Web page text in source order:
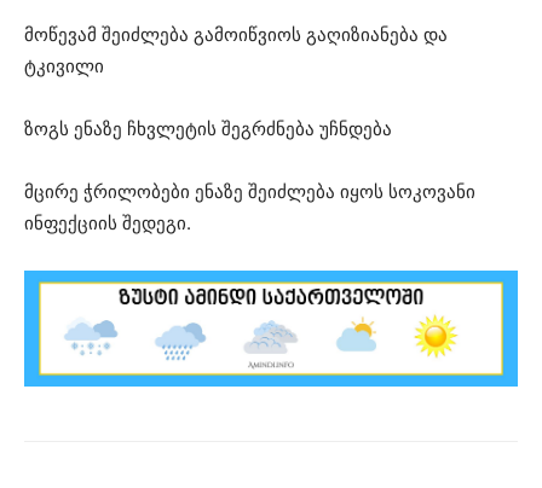
მოწევამ შეიძლება გამოიწვიოს გაღიზიანება და
ტკივილი
ზოგს ენაზე ჩხვლეტის შეგრძნება უჩნდება
მცირე ჭრილობები ენაზე შეიძლება იყოს სოკოვანი
ინფექციის შედეგი.